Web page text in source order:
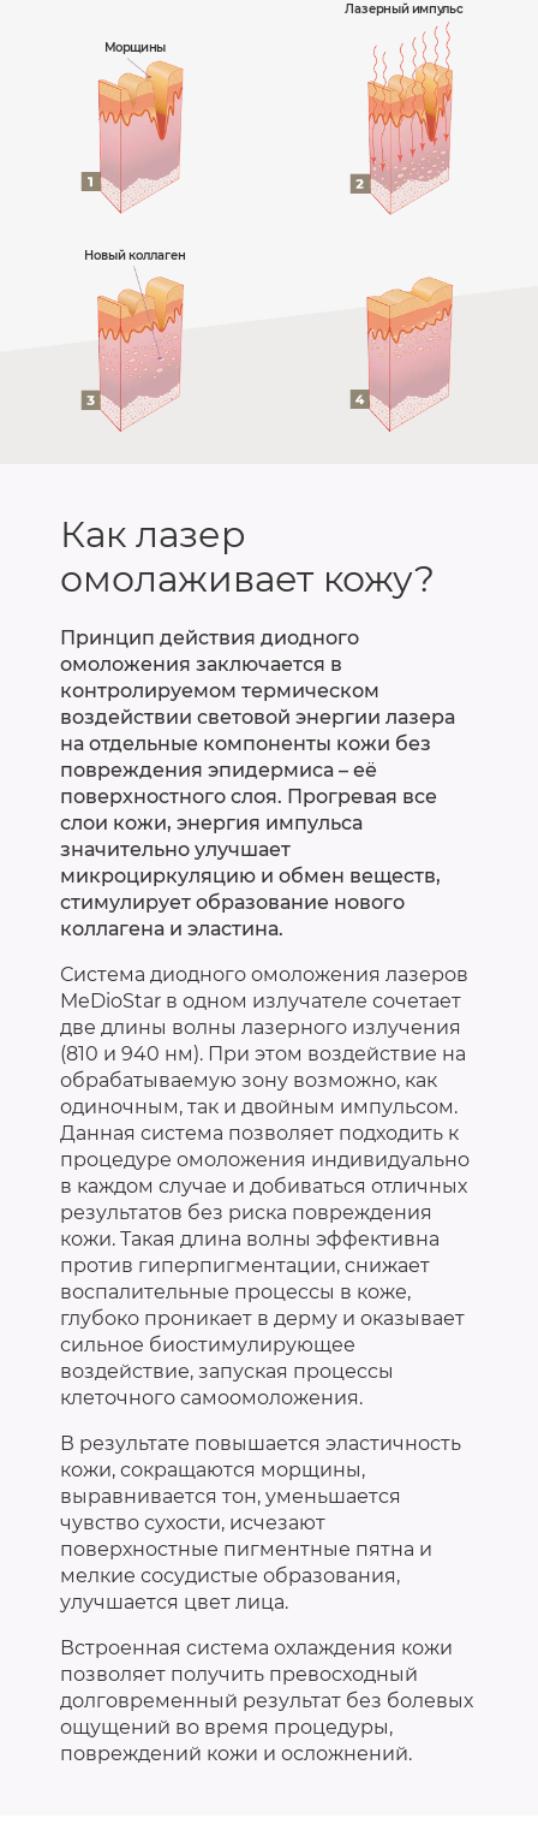
Как лазер
омолаживает кожу?
Принцип действия диодного
омоложения заключается в
контролируемом термическом
воздействии световой энергии лазера
на отдельные компоненты кожи без
повреждения эпидермиса – её
поверхностного слоя. Прогревая все
слои кожи, энергия импульса
значительно улучшает
микроциркуляцию и обмен веществ,
стимулирует образование нового
коллагена и эластина.
Система диодного омоложения лазеров
MeDioStar в одном излучателе сочетает
две длины волны лазерного излучения
(810 и 940 нм). При этом воздействие на
обрабатываемую зону возможно, как
одиночным, так и двойным импульсом.
Данная система позволяет подходить к
процедуре омоложения индивидуально
в каждом случае и добиваться отличных
результатов без риска повреждения
кожи. Такая длина волны эффективна
против гиперпигментации, снижает
воспалительные процессы в коже,
глубоко проникает в дерму и оказывает
сильное биостимулирующее
воздействие, запуская процессы
клеточного самоомоложения.
В результате повышается эластичность
кожи, сокращаются морщины,
выравнивается тон, уменьшается
чувство сухости, исчезают
поверхностные пигментные пятна и
мелкие сосудистые образования,
улучшается цвет лица.
Встроенная система охлаждения кожи
позволяет получить превосходный
долговременный результат без болевых
ощущений во время процедуры,
повреждений кожи и осложнений.